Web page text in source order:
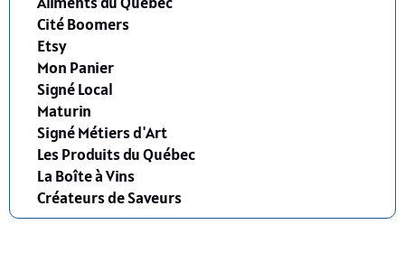
Cité Boomers
Etsy
Mon Panier
Signé Local
Maturin
Signé Métiers d'Art
Les Produits du Québec
La Boîte à Vins
Créateurs de Saveurs